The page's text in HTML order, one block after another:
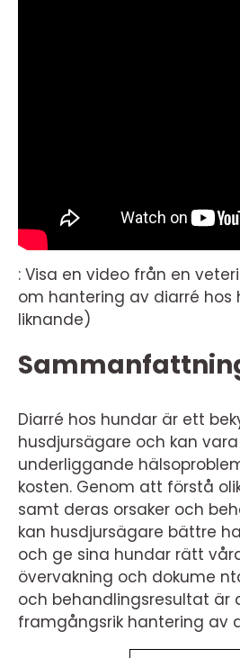
: Visa en video från en
om hantering av diarré hos
liknande)
Diarré hos hundar är ett
husdjursägare och kan
underliggande
kosten. Genom att förstå
samt deras orsaker och
kan husdjursägare bättre
och ge sina hundar rätt
övervakning och dokume
och behandlingsresultat är
framgångsrik hantering av